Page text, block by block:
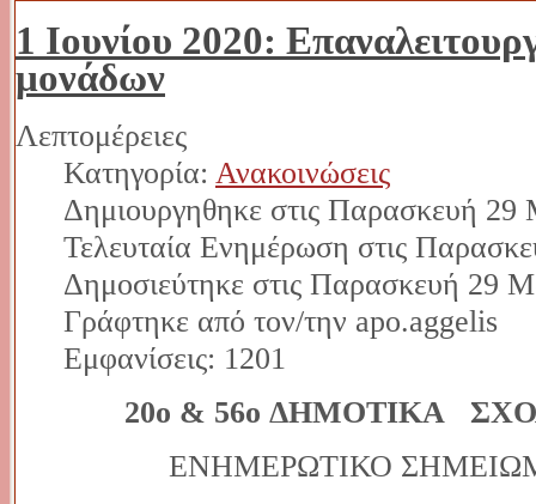
1 Ιουνίου 2020:
μονάδων
Λεπτομέρειες
Κατηγορία: Ανακοινώσεις
Δημιουργηθηκε στις Παρασκευή
Τελευταία Ενημέρωση στις
Δημοσιεύτηκε στις Παρασκευή 29
Γράφτηκε από τον/την apo.aggelis
Εμφανίσεις: 1201
20o & 56o ΔΗΜΟΤΙΚΑ
ΕΝΗΜΕΡΩΤΙΚΟ